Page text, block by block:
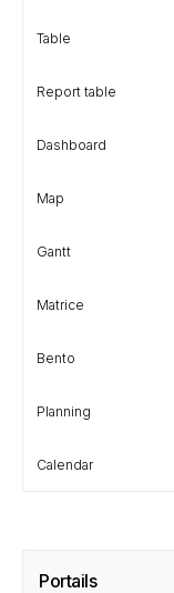
Table
Report table
Dashboard
Map
Gantt
Matrice
Bento
Planning
Calendar
Portails